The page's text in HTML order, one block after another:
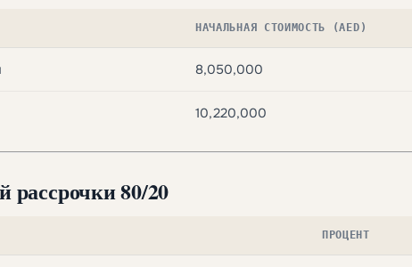
НАЧАЛЬНАЯ СТОИМОСТЬ (AED)
8,050,000
10,220,000
рассрочки 80/20
ПРОЦЕНТ